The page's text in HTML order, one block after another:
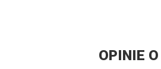
OPINIE